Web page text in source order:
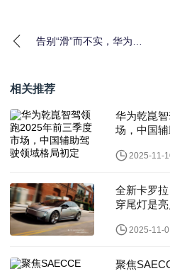
告别“滑”而不实，华为乾
相关推荐
华为乾崑
场，中国
2025-11-
全新卡罗
穿尾灯是
2025-11-
聚焦